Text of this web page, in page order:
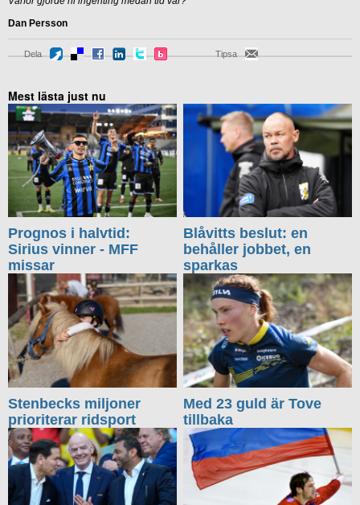
Dan Persson
Dela Tipsa
Mest lästa just nu
Prognos i halvtid:
Sirius vinner - MFF
missar
Blåvitts beslut: en
behåller jobbet, en
sparkas
Stenbecks miljoner
prioriterar ridsport
Med 23 guld är Tove
tillbaka